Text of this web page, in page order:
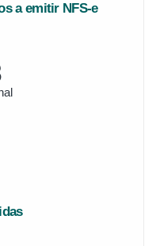
a emitir NFS-e